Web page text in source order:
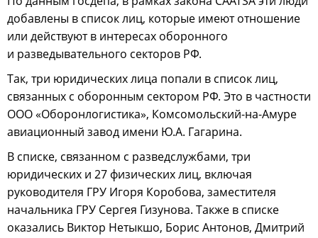
добавлены в список лиц, которые имеют отношение
или действуют в интересах оборонного
и разведывательного секторов РФ.
Так, три юридических лица попали в список лиц,
связанных с оборонным сектором РФ. Это в частности
ООО «Оборонлогистика», Комсомольский-на-Амуре
авиационный завод имени Ю.А. Гагарина.
В списке, связанном с разведслужбами, три
юридических и 27 физических лиц, включая
руководителя ГРУ Игоря Коробова, заместителя
начальника ГРУ Сергея Гизунова. Также в списке
оказались Виктор Нетыкшо, Борис Антонов, Дмитрий